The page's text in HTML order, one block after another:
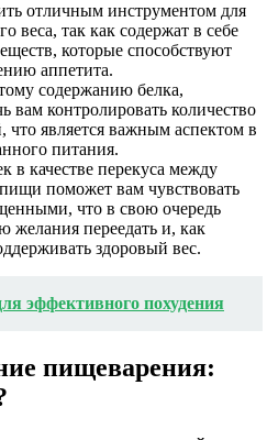
отличным инструментом для
веса, так как содержат в себе
которые способствуют
аппетита.
содержанию белка,
вам контролировать количество
что является важным аспектом в
питания.
в качестве перекуса между
поможет вам чувствовать
что в свою очередь
желания переедать и, как
здоровый вес.
эффективного похудения
пищеварения: